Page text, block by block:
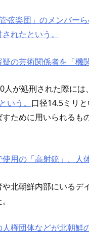
弦楽団」のメンバー
れたという。
の芸術関係者を「機
が処刑された際には、
いう。 口径14.5ミリ
ために用いられる
用の「高射銃」、人
北朝鮮内部にいる
人権団体などが北朝鮮